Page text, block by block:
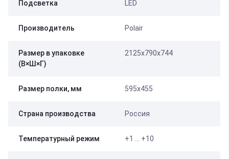
Подсветка LED
Производитель Polair
Размер в упаковке
(В×Ш×Г)
2125х790х744
Размер полки, мм 595х455
Страна производства Россия
Температурный режим +1 … +10